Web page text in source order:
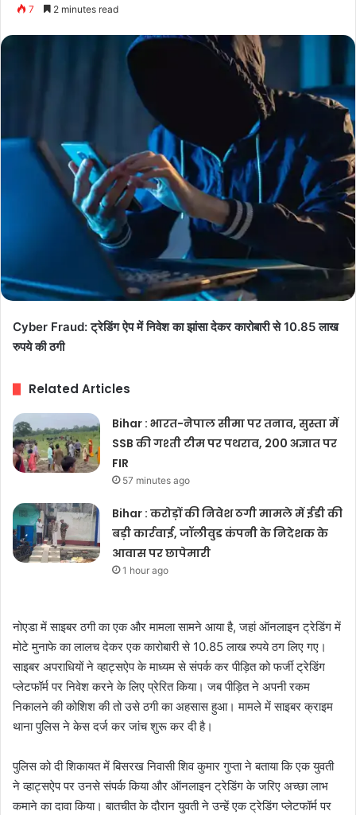
7 2 minutes read
Cyber Fraud: ट्रेडिंग ऐप में निवेश का झांसा देकर कारोबारी से 10.85 लाख
रुपये की ठगी
Related Articles
Bihar : भारत-नेपाल सीमा पर तनाव, सुस्ता में
SSB की गश्ती टीम पर पथराव, 200 अज्ञात पर
FIR
57 minutes ago
Bihar : करोड़ों की निवेश ठगी मामले में ईडी की
बड़ी कार्रवाई, जॉलीवुड कंपनी के निदेशक के
आवास पर छापेमारी
1 hour ago
नोएडा में साइबर ठगी का एक और मामला सामने आया है, जहां ऑनलाइन ट्रेडिंग में
मोटे मुनाफे का लालच देकर एक कारोबारी से 10.85 लाख रुपये ठग लिए गए।
साइबर अपराधियों ने व्हाट्सऐप के माध्यम से संपर्क कर पीड़ित को फर्जी ट्रेडिंग
प्लेटफॉर्म पर निवेश करने के लिए प्रेरित किया। जब पीड़ित ने अपनी रकम
निकालने की कोशिश की तो उसे ठगी का अहसास हुआ। मामले में साइबर क्राइम
थाना पुलिस ने केस दर्ज कर जांच शुरू कर दी है।
पुलिस को दी शिकायत में बिसरख निवासी शिव कुमार गुप्ता ने बताया कि एक युवती
ने व्हाट्सऐप पर उनसे संपर्क किया और ऑनलाइन ट्रेडिंग के जरिए अच्छा लाभ
कमाने का दावा किया। बातचीत के दौरान युवती ने उन्हें एक ट्रेडिंग प्लेटफॉर्म पर